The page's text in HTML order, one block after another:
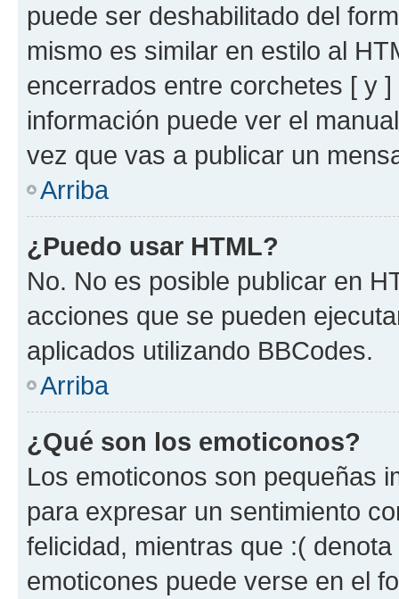
puede ser deshabilitado del
mismo es similar en estilo al
encerrados entre corchetes [ y
información puede ver el
vez que vas a publicar un
Arriba
¿Puedo usar HTML?
No. No es posible publicar en
acciones que se pueden
aplicados utilizando BBCodes.
Arriba
¿Qué son los emoticonos?
Los emoticonos son pequeñas
para expresar un sentimiento
felicidad, mientras que :(
emoticones puede verse en el